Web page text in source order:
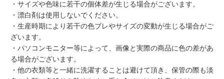
・生産時期により若干の色ブレやサイズの変動が生じる場合がご
ざいます。
・パソコンモニター等によって、画像と実際の商品に色の差があ
る場合がございます。
・他の衣類等と一緒に洗濯することは避けて頂き、保管の際も淡
色の衣類の色移りを防ぐため、重ね合せにはご注意ください。
本品は、素材特性上以上の点にご注意ください。